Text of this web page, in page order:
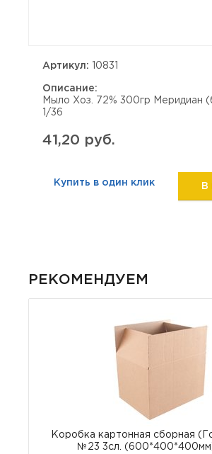
Артикул: 10831
Описание:
Мыло Хоз. 72% 300гр Меридиан
1/36
41,20 руб.
Купить в один клик В
РЕКОМЕНДУЕМ
Коробка картонная сборная
№23 3сл.